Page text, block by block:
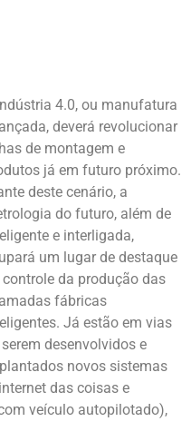
4.0, ou manufatura
deverá revolucionar
de montagem e
já em futuro próximo.
deste cenário, a
do futuro, além de
e interligada,
um lugar de destaque
controle da produção das
fábricas
Já estão em vias
desenvolvidos e
novos sistemas
das coisas e
veículo autopilotado),